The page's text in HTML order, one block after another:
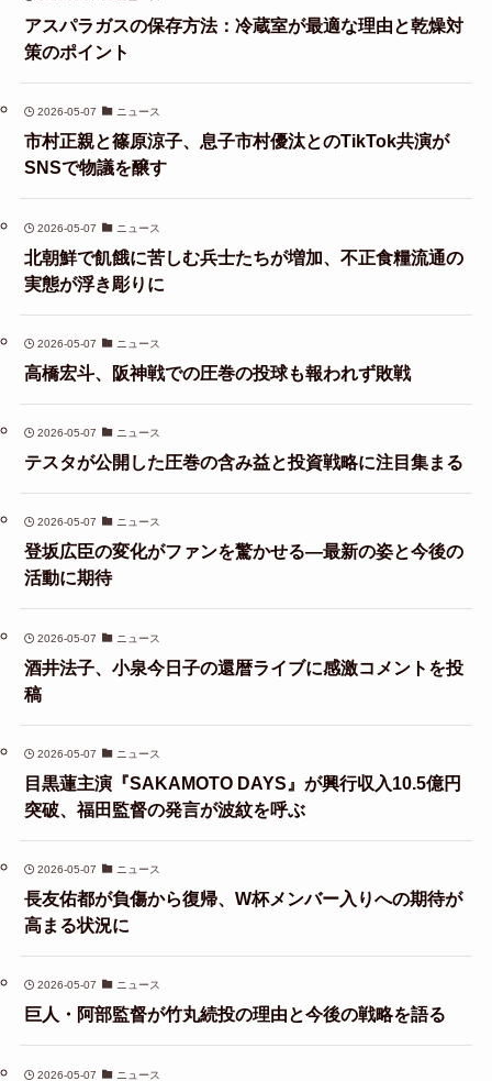
アスパラガスの保存方法：冷蔵室が最適な理由と乾燥対
策のポイント
2026-05-07 ニュース
市村正親と篠原涼子、息子市村優汰とのTikTok共演が
SNSで物議を醸す
2026-05-07 ニュース
北朝鮮で飢餓に苦しむ兵士たちが増加、不正食糧流通の
実態が浮き彫りに
2026-05-07 ニュース
高橋宏斗、阪神戦での圧巻の投球も報われず敗戦
2026-05-07 ニュース
テスタが公開した圧巻の含み益と投資戦略に注目集まる
2026-05-07 ニュース
登坂広臣の変化がファンを驚かせる—最新の姿と今後の
活動に期待
2026-05-07 ニュース
酒井法子、小泉今日子の還暦ライブに感激コメントを投
稿
2026-05-07 ニュース
目黒蓮主演『SAKAMOTO DAYS』が興行収入10.5億円
突破、福田監督の発言が波紋を呼ぶ
2026-05-07 ニュース
長友佑都が負傷から復帰、W杯メンバー入りへの期待が
高まる状況に
2026-05-07 ニュース
巨人・阿部監督が竹丸続投の理由と今後の戦略を語る
2026-05-07 ニュース